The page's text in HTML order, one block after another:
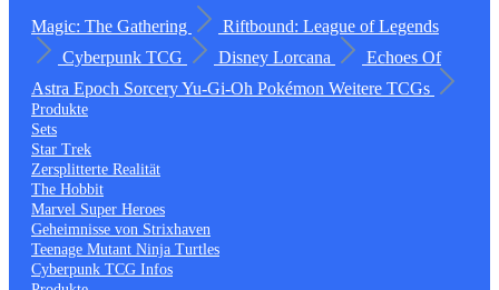
Magic: The Gathering
Riftbound: League of Legends
Cyberpunk TCG
Disney Lorcana
Echoes Of
Astra Epoch SorceryYu-Gi-Oh Pokémon Weitere TCGs
Produkte
Sets
Star Trek
Zersplitterte Realität
The Hobbit
Marvel Super Heroes
Geheimnisse von Strixhaven
Teenage Mutant Ninja Turtles
Cyberpunk TCG Infos